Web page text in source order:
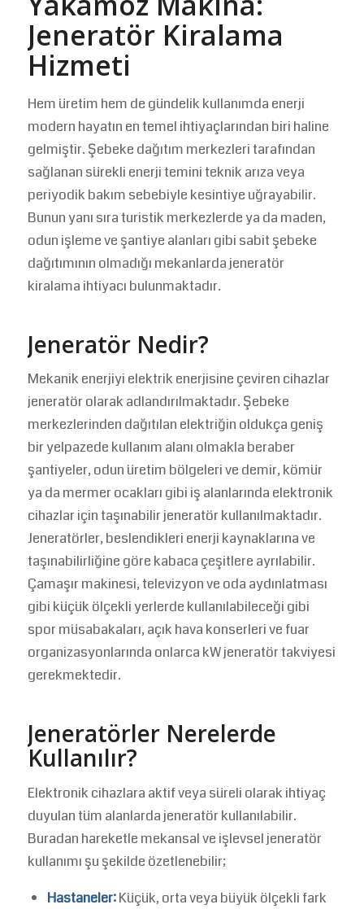
Jeneratör Kiralama
Hizmeti
Hem üretim hem de gündelik kullanımda enerji
modern hayatın en temel ihtiyaçlarından biri haline
gelmiştir. Şebeke dağıtım merkezleri tarafından
sağlanan sürekli enerji temini teknik arıza veya
periyodik bakım sebebiyle kesintiye uğrayabilir.
Bunun yanı sıra turistik merkezlerde ya da maden,
odun işleme ve şantiye alanları gibi sabit şebeke
dağıtımının olmadığı mekanlarda jeneratör
kiralama ihtiyacı bulunmaktadır.
Jeneratör Nedir?
Mekanik enerjiyi elektrik enerjisine çeviren cihazlar
jeneratör olarak adlandırılmaktadır. Şebeke
merkezlerinden dağıtılan elektriğin oldukça geniş
bir yelpazede kullanım alanı olmakla beraber
şantiyeler, odun üretim bölgeleri ve demir, kömür
ya da mermer ocakları gibi iş alanlarında elektronik
cihazlar için taşınabilir jeneratör kullanılmaktadır.
Jeneratörler, beslendikleri enerji kaynaklarına ve
taşınabilirliğine göre kabaca çeşitlere ayrılabilir.
Çamaşır makinesi, televizyon ve oda aydınlatması
gibi küçük ölçekli yerlerde kullanılabileceği gibi
spor müsabakaları, açık hava konserleri ve fuar
organizasyonlarında onlarca kW jeneratör takviyesi
gerekmektedir.
Jeneratörler Nerelerde
Kullanılır?
Elektronik cihazlara aktif veya süreli olarak ihtiyaç
duyulan tüm alanlarda jeneratör kullanılabilir.
Buradan hareketle mekansal ve işlevsel jeneratör
kullanımı şu şekilde özetlenebilir;
Hastaneler:Küçük, orta veya büyük ölçekli fark